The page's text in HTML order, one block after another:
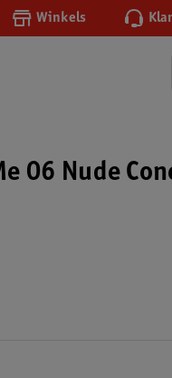
Winkels
06 Nude